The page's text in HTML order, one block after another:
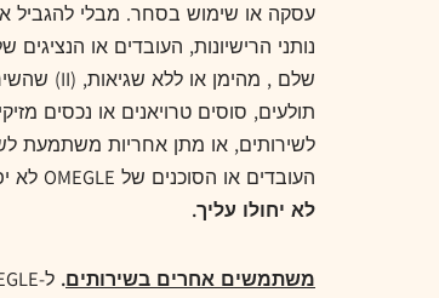
נותני הרישיונות, העובדים או
העובדים או הסוכנים של OMEGLE לא יפיקו כל אחריות.
לא יחולו עליך.
משתמשים אחרים בשירותים.